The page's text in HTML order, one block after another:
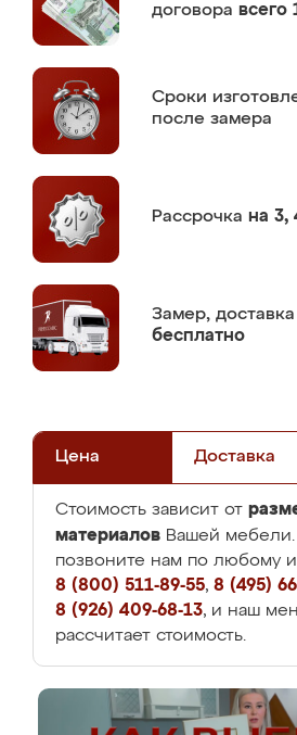
договора всего
Сроки
после замера
Рассрочка на 3,
Замер,
бесплатно
Цена Доставка
Стоимость зависит от
материалов Вашей
позвоните нам по любому
8 (800) 511-89-55, 8 (495)
8 (926) 409-68-13, и наш
рассчитает стоимость.